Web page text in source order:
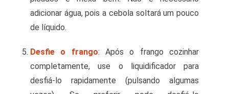
adicionar água, pois a cebola soltará um pouco
de líquido.
Desfie o frango: Após o frango cozinhar
completamente, use o liquidificador para
desfiá-lo rapidamente (pulsando algumas